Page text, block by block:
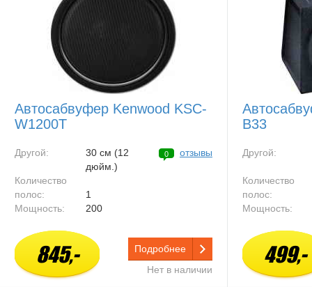
Автосабвуфер Kenwood KSC-
W1200T
Другой:
30 см (12
дюйм.)
Количество
полос:
1
Мощность:
200
0 отзывы
845,-
Подробнее
Нет в наличии
B33
Другой:
Количество
полос:
Мощность:
499,-